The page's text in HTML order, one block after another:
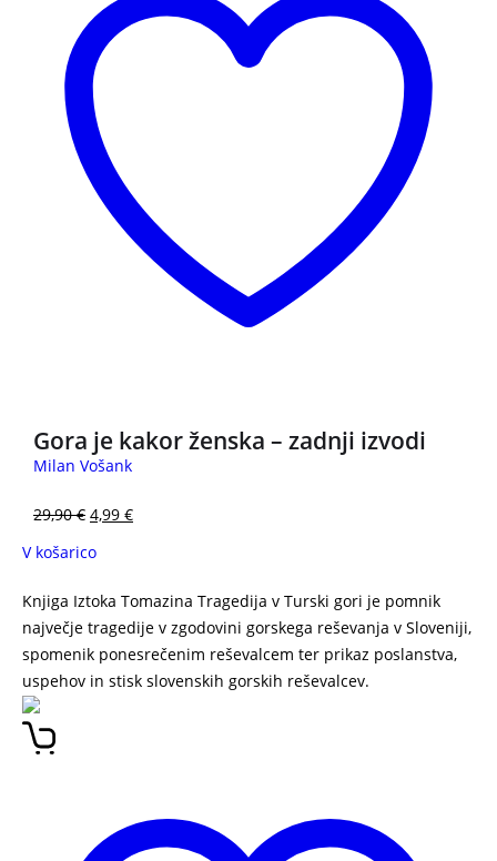
Gora je kakor ženska – zadnji izvodi
Milan Vošank
29,90€ 4,99 €
V košarico
Knjiga Iztoka Tomazina Tragedija v Turski gori je pomnik
največje tragedije v zgodovini gorskega reševanja v Sloveniji,
spomenik ponesrečenim reševalcem ter prikaz poslanstva,
uspehov in stisk slovenskih gorskih reševalcev.